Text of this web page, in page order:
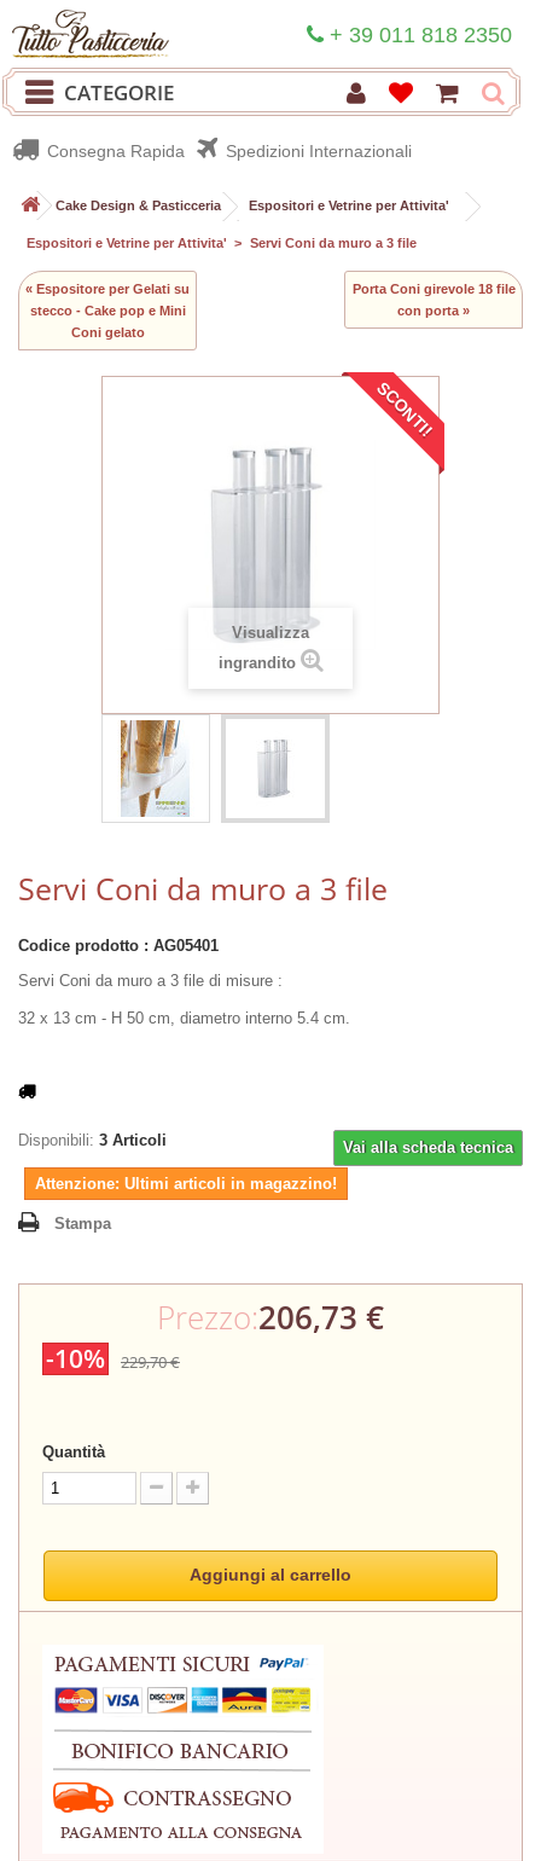
+ 39 011 818 2350
CATEGORIE
Consegna Rapida Spedizioni Internazionali
> Cake Design & Pasticceria >Espositori e Vetrine per Attivita' >
Espositori e Vetrine per Attivita' > Servi Coni da muro a 3 file
« Espositore per Gelati su
stecco - Cake pop e Mini
Coni gelato
Porta Coni girevole 18 file
con porta »
SCONTI!
Visualizza
ingrandito
Servi Coni da muro a 3 file
Codice prodotto : AG05401
Servi Coni da muro a 3 file di misure :
32 x 13 cm - H 50 cm, diametro interno 5.4 cm.
Vai alla scheda tecnica
Disponibili: 3 Articoli
Attenzione: Ultimi articoli in magazzino!
Stampa
Prezzo:206,73 €
-10% 229,70 €
Quantità
Aggiungi al carrello